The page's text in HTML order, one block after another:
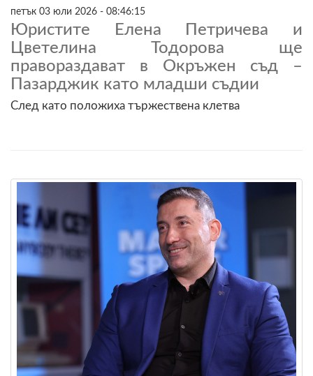
петък 03 юли 2026 - 08:46:15
Юристите Елена Петричева и
Цветелина Тодорова ще
правораздават в Окръжен съд –
Пазарджик като младши съдии
След като положиха тържествена клетва